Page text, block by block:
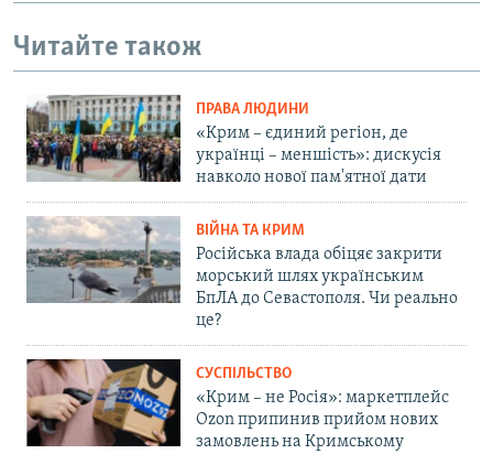
Читайте також
ПРАВА ЛЮДИНИ
«Крим – єдиний регіон, де
українці – меншість»: дискусія
навколо нової пам'ятної дати
ВІЙНА ТА КРИМ
Російська влада обіцяє закрити
морський шлях українським
БпЛА до Севастополя. Чи реально
це?
СУСПІЛЬСТВО
«Крим – не Росія»: маркетплейс
Ozon припинив прийом нових
замовлень на Кримському